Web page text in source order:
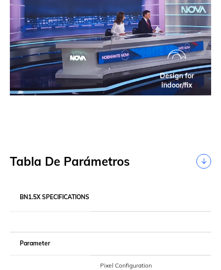
Design for
indoor/fix
Tabla De Parámetros
BN1.5X SPECIFICATIONS
Parameter
Pixel Configuration